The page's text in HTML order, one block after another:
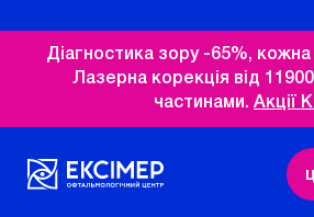
Діагностика зору -65%,
Лазерна корекція від
частинами. Акції